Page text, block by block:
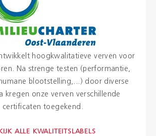
hoogkwalitatieve verven voor
Na strenge testen (performantie,
blootstelling,...) door diverse
kregen onze verven verschillende
certificaten toegekend.
ALLE KWALITEITSLABELS